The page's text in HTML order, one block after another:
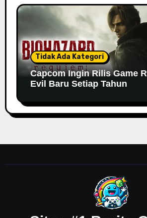
Tidak Ada Kategori
Capcom Ingin Rilis Game
Evil Baru Setiap Tahun